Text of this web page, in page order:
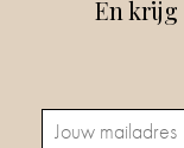
BADKAMER
HUIS
En krijg